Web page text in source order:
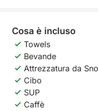
Cosa è incluso
Towels
Bevande
Attrezzatura da
Cibo
SUP
Caffè